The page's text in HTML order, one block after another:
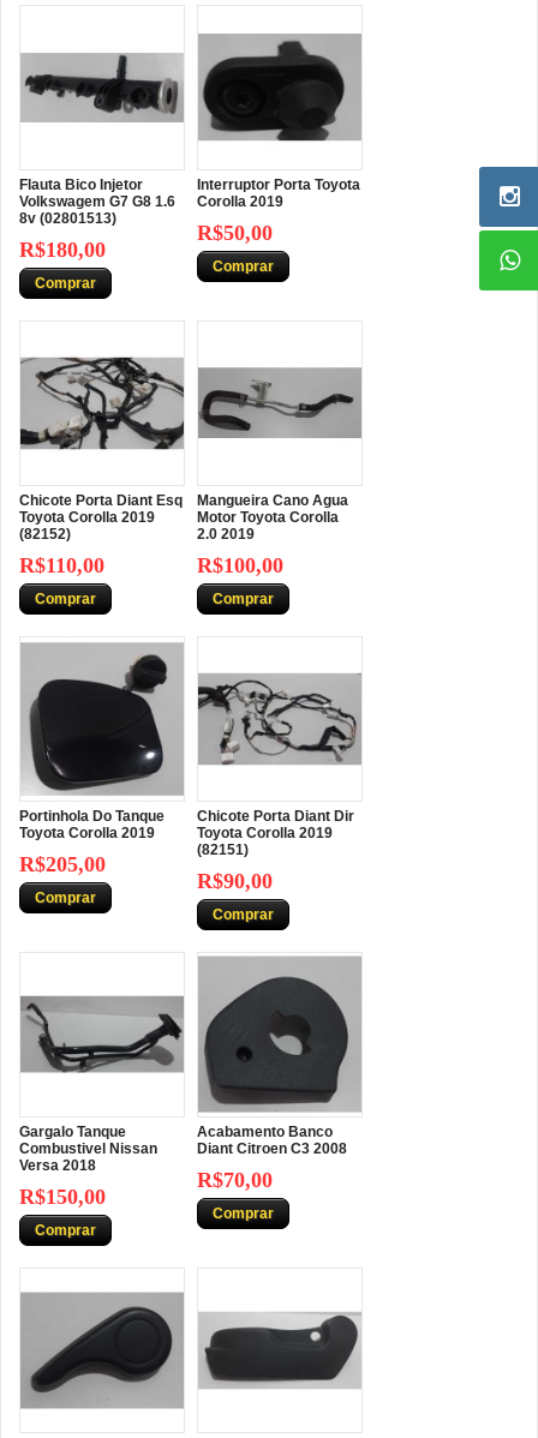
Flauta Bico Injetor
Volkswagem G7 G8 1.6
8v (02801513)
R$180,00
Comprar
Interruptor Porta Toyota
Corolla 2019
R$50,00
Comprar
Chicote Porta Diant Esq
Toyota Corolla 2019
(82152)
R$110,00
Comprar
Mangueira Cano Agua
Motor Toyota Corolla
2.0 2019
R$100,00
Comprar
Portinhola Do Tanque
Toyota Corolla 2019
R$205,00
Comprar
Chicote Porta Diant Dir
Toyota Corolla 2019
(82151)
R$90,00
Comprar
Gargalo Tanque
Combustivel Nissan
Versa 2018
R$150,00
Comprar
Acabamento Banco
Diant Citroen C3 2008
R$70,00
Comprar